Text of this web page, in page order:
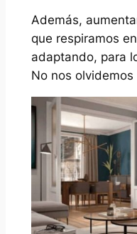
Además,
que respiramos
adaptando, para
No nos